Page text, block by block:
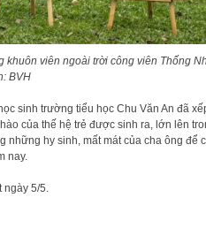
viên ngoài trời công viên Thống
BVH
sinh trường tiểu học Chu Văn An đã
của thế hệ trẻ được sinh ra, lớn lên
những hy sinh, mất mát của cha ông để
nay.
ngày 5/5.